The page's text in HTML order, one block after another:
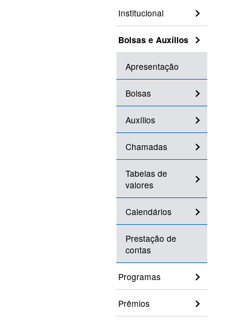
Institucional
Bolsas e Auxílios
Apresentação
Bolsas
Auxílios
Chamadas
Tabelas de
valores
Calendários
Prestação de
contas
Programas
Prêmios